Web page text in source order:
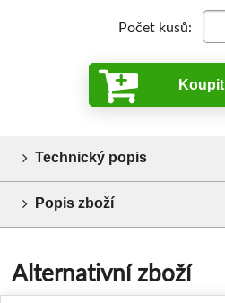
Počet kusů:
Koupit
Technický popis
Popis zboží
Alternativní zboží